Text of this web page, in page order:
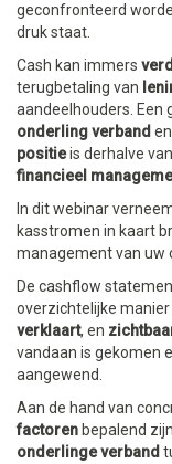
geconfronteerd
druk staat.
Cash kan immers
terugbetaling van
aandeelhouders. Een
onderling verband
positieis derhalve
financieel
In dit webinar
kasstromen in kaart
management van uw
De cashflow
overzichtelijke manier
verklaart, en
vandaan is gekomen
aangewend.
Aan de hand van
factoren bepalend
onderlinge verband